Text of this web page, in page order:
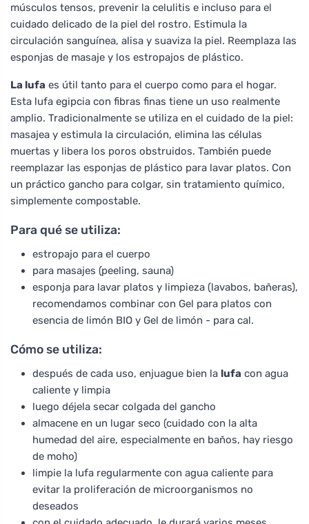
músculos tensos, prevenir la celulitis e incluso para el
cuidado delicado de la piel del rostro. Estimula la
circulación sanguínea, alisa y suaviza la piel. Reemplaza las
esponjas de masaje y los estropajos de plástico.
La lufa es útil tanto para el cuerpo como para el hogar.
Esta lufa egipcia con fibras finas tiene un uso realmente
amplio. Tradicionalmente se utiliza en el cuidado de la piel:
masajea y estimula la circulación, elimina las células
muertas y libera los poros obstruidos. También puede
reemplazar las esponjas de plástico para lavar platos. Con
un práctico gancho para colgar, sin tratamiento químico,
simplemente compostable.
Para qué se utiliza:
estropajo para el cuerpo
para masajes (peeling, sauna)
esponja para lavar platos y limpieza (lavabos, bañeras),
recomendamos combinar con Gel para platos con
esencia de limón BIO y Gel de limón - para cal.
Cómo se utiliza:
después de cada uso, enjuague bien la lufa con agua
caliente y limpia
luego déjela secar colgada del gancho
almacene en un lugar seco (cuidado con la alta
humedad del aire, especialmente en baños, hay riesgo
de moho)
limpie la lufa regularmente con agua caliente para
evitar la proliferación de microorganismos no
deseados